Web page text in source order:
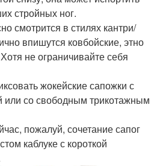
стройных ног.
смотрится в стилях кантри/
впишутся ковбойские, этно
не ограничивайте себя
жокейские сапожки с
или со свободным трикотажным
пожалуй, сочетание сапог
каблуке с короткой